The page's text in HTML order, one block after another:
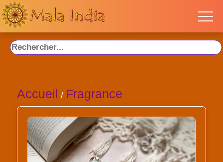
Accueil / Fragrance